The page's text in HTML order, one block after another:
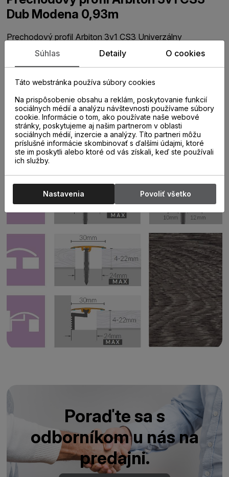
Dub Modena 0,93m
Prechodový profil Arbiton 3v1 CS3 Univerzálny
dilatačných medzier vytvorených v priestore alebo po
obvode plávajúcej podlahy. Profil je prispôsobený tak, aby
nevytváral prekážku pri chôdzi po podlahe. Univerzálne
prevedenie 3v1 dáva možnosť profil montovať na
priložené hmoždinky, samolepiacim spôsobom alebo aj
ako ukončenie podlahy pri obvodových stenách.
Súčasťou balenia je aj spojka umožňujúca dĺžkové
napojenie viacerých profilov za sebou a rovnako aj
výškovo upraviteľný adaptér na použitie k viacerým
hrúbkam podlahovín.
Poraďte sa s
odborníkom u nás na
predajni.
Súhlas Detaily O cookies
Táto webstránka používa súbory cookies
Na prispôsobenie obsahu a reklám, poskytovanie funkcií
sociálnych médií a analýzu návštevnosti používame súbory
cookie. Informácie o tom, ako používate naše webové
stránky, poskytujeme aj našim partnerom v oblasti
sociálnych médií, inzercie a analýzy. Títo partneri môžu
príslušné informácie skombinovať s ďalšími údajmi, ktoré
ste im poskytli alebo ktoré od vás získali, keď ste používali
ich služby.
Nastavenia Povoliť všetko